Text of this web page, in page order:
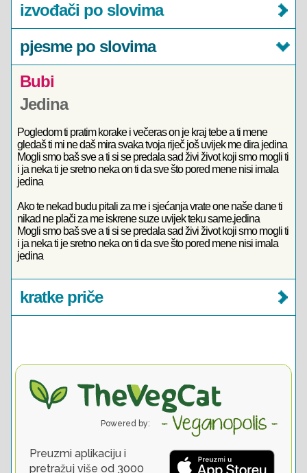
izvođači po slovima
pjesme po slovima
Bubi
Jedina
Pogledom ti pratim korake i večeras on je kraj tebe a ti mene
gledaš ti mi ne daš mira svaka tvoja riječ još uvijek me dira jedina
Mogli smo baš sve a ti si se predala sad živi život koji smo mogli ti
i ja neka ti je sretno neka on ti da sve što pored mene nisi imala
jedina
Ako te nekad budu pitali za me i sjećanja vrate one naše dane ti
nikad ne plači za me iskrene suze uvijek teku same.jedina
Mogli smo baš sve a ti si se predala sad živi život koji smo mogli ti
i ja neka ti je sretno neka on ti da sve što pored mene nisi imala
jedina
kratke priče